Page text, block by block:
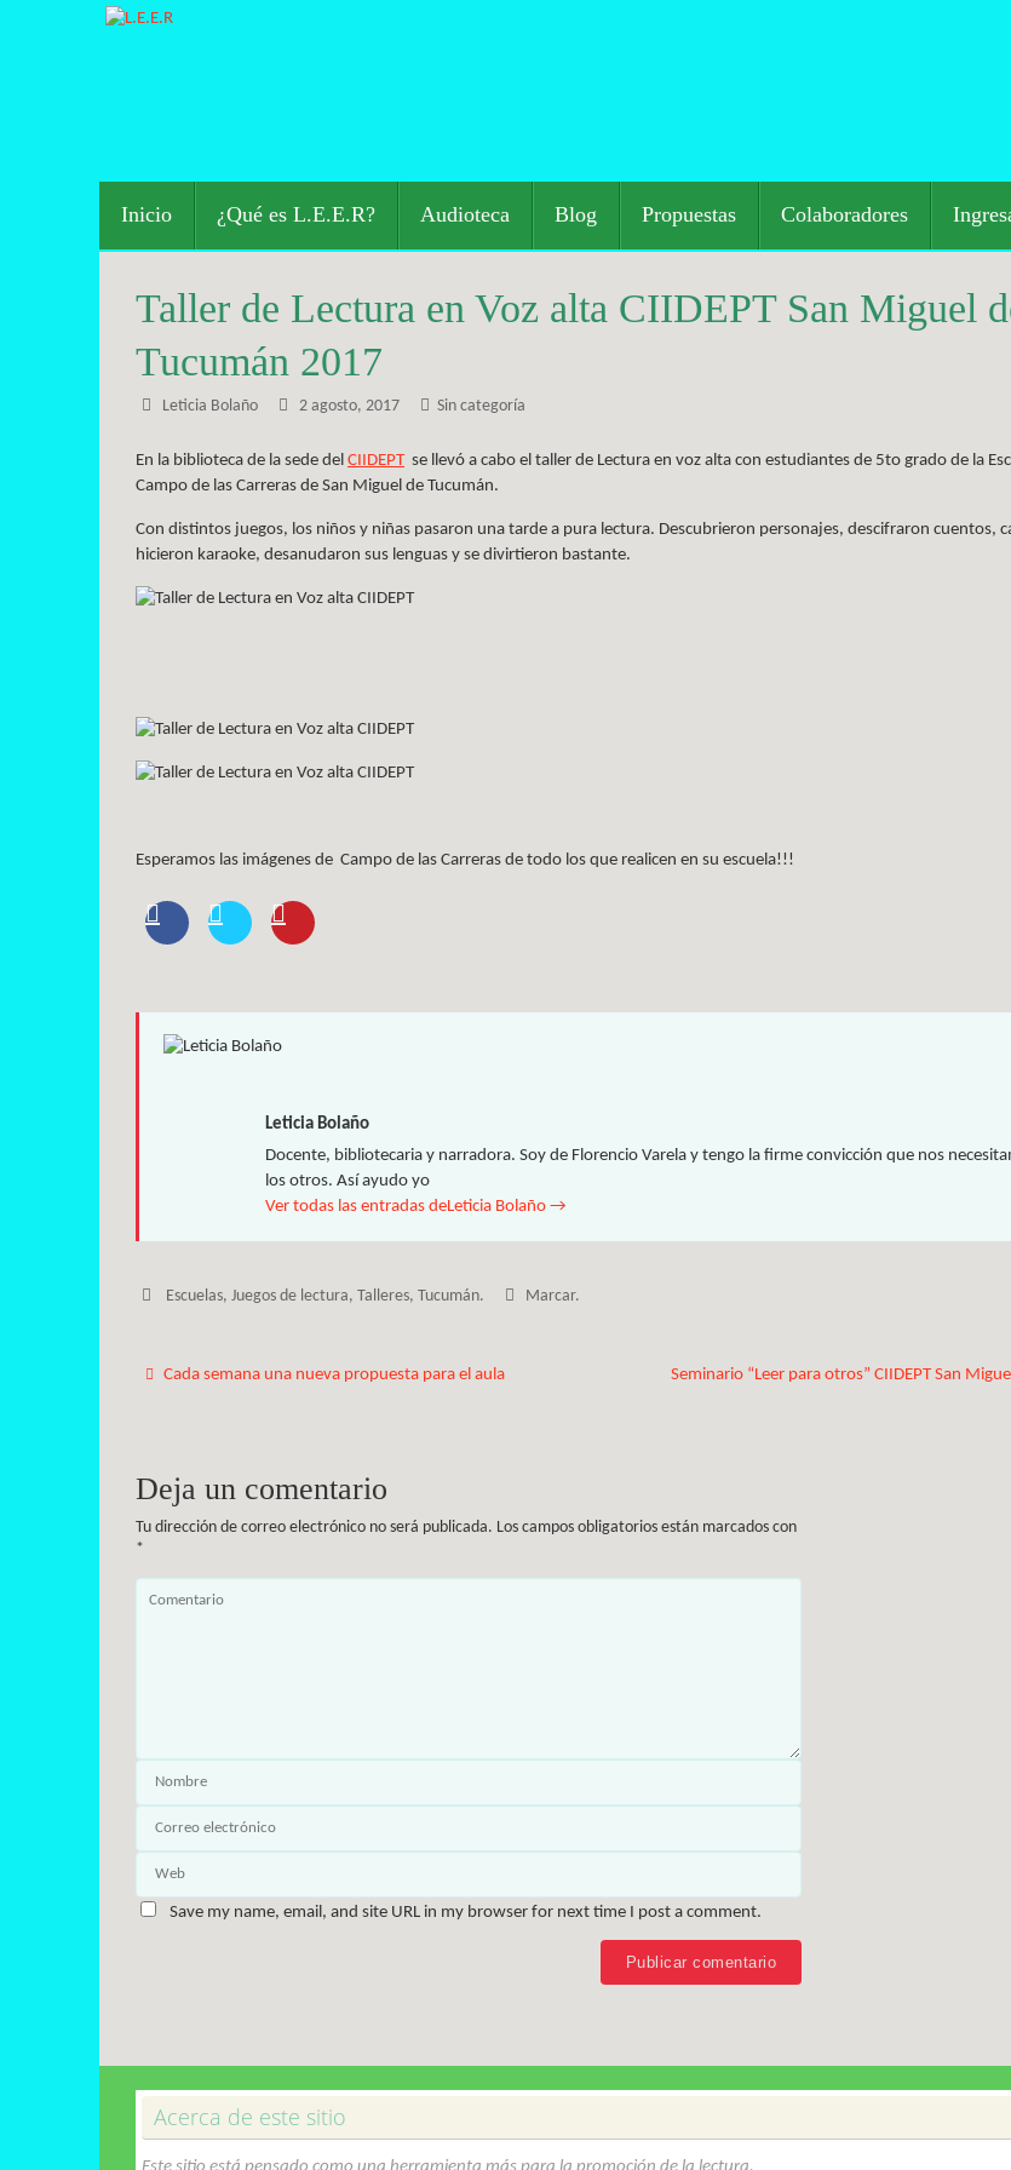
Inicio ¿Qué es L.E.E.R? Audioteca Blog Propuestas Colaboradores
Taller de Lectura en Voz alta CIIDEPT San Miguel
Tucumán 2017
Leticia Bolaño 2 agosto, 2017 Sin categoría
En la biblioteca de la sede del CIIDEPTse llevó a cabo el taller de Lectura en voz alta con estudiantes de 5to grado de la
Campo de las Carreras de San Miguel de Tucumán.
Con distintos juegos, los niños y niñas pasaron una tarde a pura lectura. Descubrieron personajes, descifraron cuentos,
hicieron karaoke, desanudaron sus lenguas y se divirtieron bastante.
Esperamos las imágenes de Campo de las Carreras de todo los que realicen en su escuela!!!
Leticia Bolaño
Docente, bibliotecaria y narradora. Soy de Florencio Varela y tengo la firme convicción que nos
los otros. Así ayudo yo
Ver todas las entradas deLeticia Bolaño →
Escuelas, Juegos de lectura, Talleres, Tucumán. Marcar.
Cada semana una nueva propuesta para el aula
Seminario “Leer para otros” CIIDEPT San
Deja un comentario
Tu dirección de correo electrónico no será publicada. Los campos obligatorios están marcados con
*
Save my name, email, and site URL in my browser for next time I post a comment.
Acerca de este sitio